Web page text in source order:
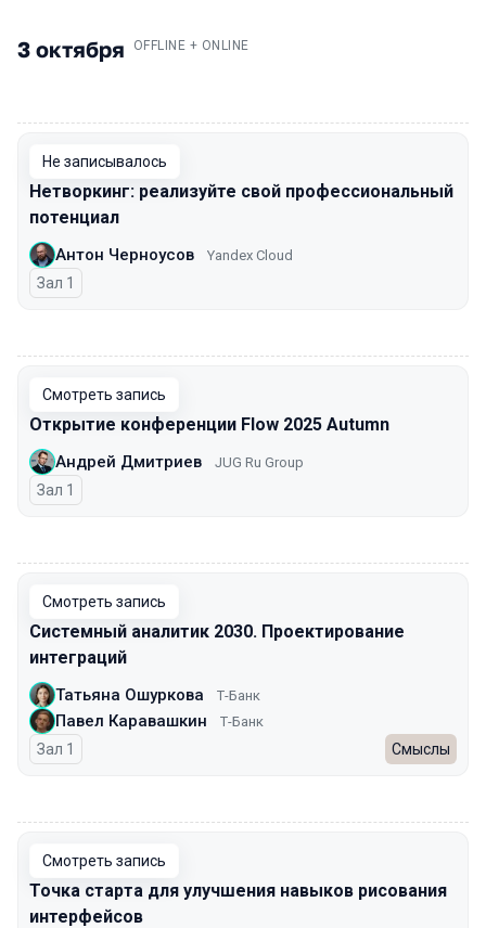
3 октября .OFFLINE + ONLINE
Не записывалось
Нетворкинг: реализуйте свой профессиональный
потенциал
Антон Черноусов Yandex Cloud
Зал 1
Смотреть запись
Открытие конференции Flow 2025 Autumn
Андрей Дмитриев JUG Ru Group
Зал 1
Смотреть запись
Системный аналитик 2030. Проектирование
интеграций
Татьяна Ошуркова Т-Банк
Павел Каравашкин Т-Банк
Зал 1 Смыслы
Смотреть запись
Точка старта для улучшения навыков рисования
интерфейсов